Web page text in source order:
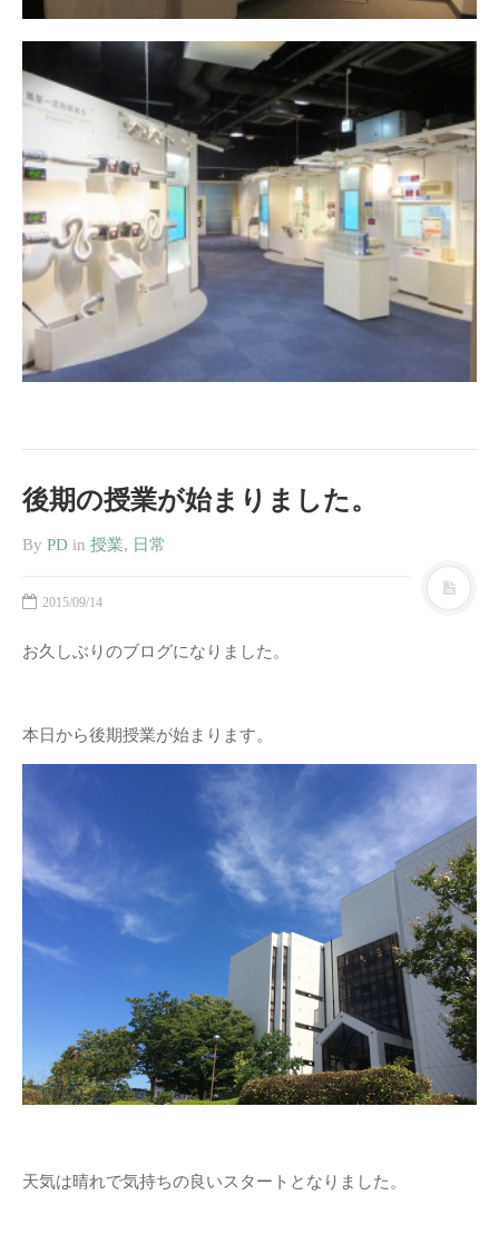
後期の授業が始まりました。
By PD in 授業, 日常
2015/09/14
お久しぶりのブログになりました。
本日から後期授業が始まります。
天気は晴れで気持ちの良いスタートとなりました。